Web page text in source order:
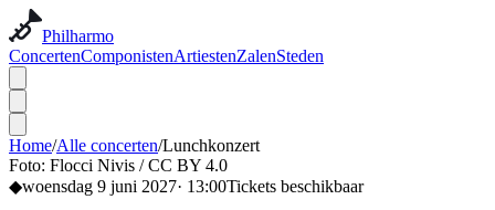
Philharmo
ConcertenComponistenArtiestenZalenSteden
Home/Alle concerten/Lunchkonzert
Foto: Flocci Nivis / CC BY 4.0
◆woensdag 9 juni 2027· 13:00Tickets beschikbaar